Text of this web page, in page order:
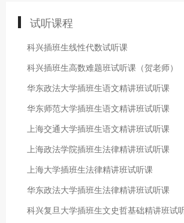
试听课程
科兴插班生线性代数试听课
科兴插班生高数难题班试听课（贺老师）
华东政法大学插班生语文精讲班试听课
华东师范大学插班生语文精讲班试听课
上海交通大学插班生语文精讲班试听课
上海政法学院插班生法律精讲班试听课
上海大学插班生法律精讲班试听课
华东政法大学插班生法律精讲班试听课
科兴复旦大学插班生文史哲基础精讲班试